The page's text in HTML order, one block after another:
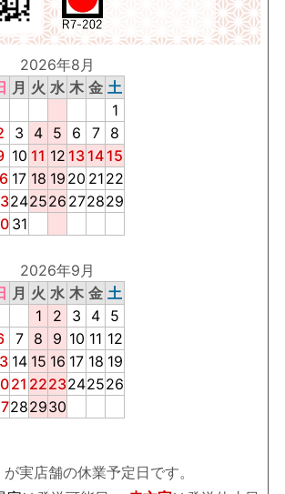
2026年8月
月 火 水 木 金 土
1
3 4 5 6 7
8
10 11 12 13 14 15
17 18 19 20 21 22
242526 272829
31
2026年9月
月 火 水 木 金 土
1
2 3 4 5
7 8 9 10 11 12
14 15 16 17 18 19
21 2223242526
282930
が実店舗の休業予定日です。